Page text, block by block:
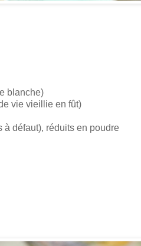
blanche)
vie vieillie en fût)
à défaut), réduits en poudre